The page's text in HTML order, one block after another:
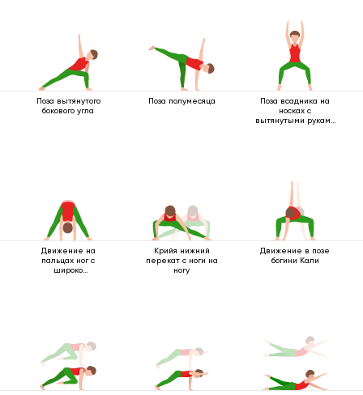
Поза вытянутого
бокового угла
Поза полумесяца
Поза всадника на
носках с
вытянутыми руками
Движение на
пальцах ног с
широко
Крийя нижний
перекат с ноги на
ногу
Движение в позе
богини Кали